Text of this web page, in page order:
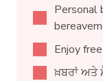
Personal
Enjoy
ਖ਼ਬਰਾਂ ਅਤੇ